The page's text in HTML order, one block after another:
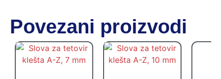
Povezani proizvodi